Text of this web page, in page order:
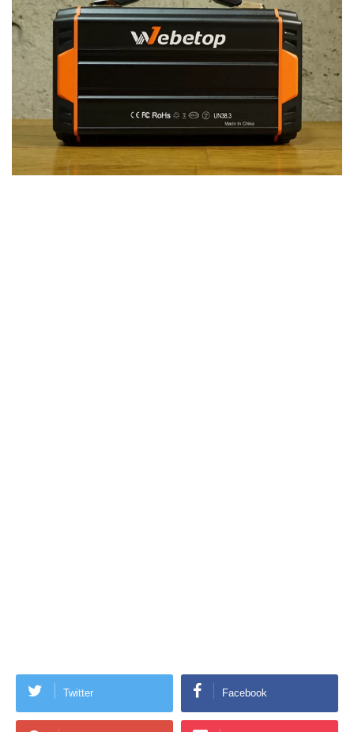
Twitter Facebook